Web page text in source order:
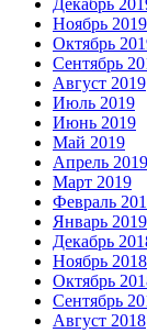
Декабрь
Ноябрь 2019
Октябрь
Сентябрь
Август 2019
Июль 2019
Июнь 2019
Май 2019
Апрель 2019
Март 2019
Февраль
Январь 2019
Декабрь
Ноябрь 2018
Октябрь
Сентябрь
Август 2018